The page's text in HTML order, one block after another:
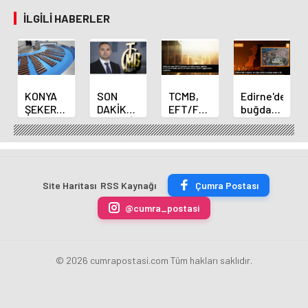
İLGILI HABERLER
KONYA
ŞEKER
YILLIK 7
BİN 500
TON
ÜRETİLECEK
SON
DAKİKA
HABERİ:
Yeni
Merkez
Fatih
Karahan
oldu
TCMB,
EFT/FAST
işlemleri
için
fazla
uygulamasını
kaldırdı
Edirne'de
buğday
ve arpa
ekim
sezonu
erdi
Site Haritası RSS Kaynağı
Çumra Postası
@cumra_postasi
© 2026 cumrapostasi.com Tüm hakları saklıdır.